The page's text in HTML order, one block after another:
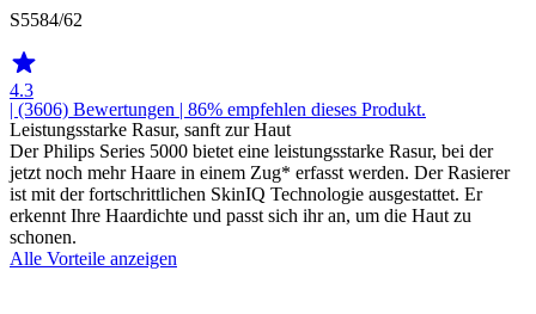
S5584/62
4.3
| (3606) Bewertungen | 86% empfehlen dieses Produkt.
Leistungsstarke Rasur, sanft zur Haut
Der Philips Series 5000 bietet eine leistungsstarke Rasur, bei der
jetzt noch mehr Haare in einem Zug* erfasst werden. Der Rasierer
ist mit der fortschrittlichen SkinIQ Technologie ausgestattet. Er
erkennt Ihre Haardichte und passt sich ihr an, um die Haut zu
schonen.
Alle Vorteile anzeigen